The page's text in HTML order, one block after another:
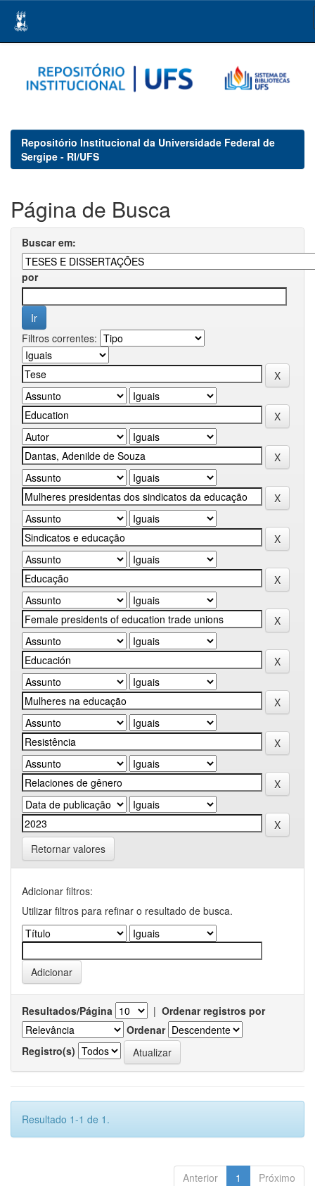
navigation
Repositório Institucional da Universidade Federal de
Sergipe - RI/UFS
Página de Busca
Buscar em:
por
Filtros correntes:
Retornar valores
Adicionar filtros:
Utilizar filtros para refinar o resultado de busca.
Resultados/Página | Ordenar registros por
Ordenar
Registro(s)
Resultado 1-1 de 1.
Anterior 1 Próximo